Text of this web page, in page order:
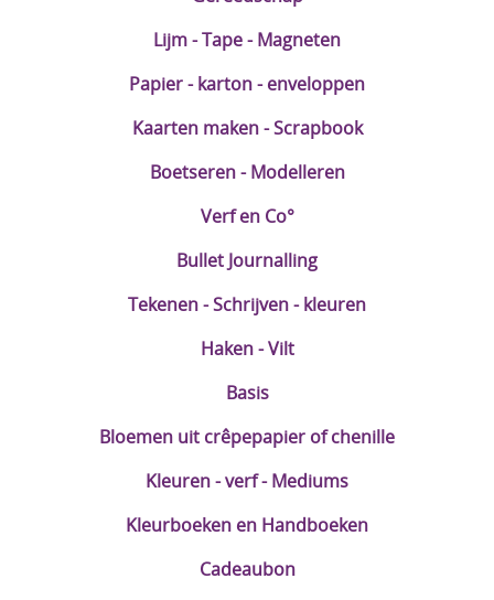
Lijm - Tape - Magneten
Papier - karton - enveloppen
Kaarten maken - Scrapbook
Boetseren - Modelleren
Verf en Co°
Bullet Journalling
Tekenen - Schrijven - kleuren
Haken - Vilt
Basis
Bloemen uit crêpepapier of chenille
Kleuren - verf - Mediums
Kleurboeken en Handboeken
Cadeaubon